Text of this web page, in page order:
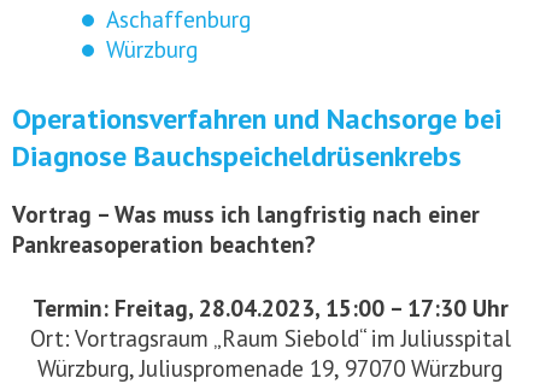
Aschaffenburg
Würzburg
Operationsverfahren und Nachsorge bei
Diagnose Bauchspeicheldrüsenkrebs
Vortrag – Was muss ich langfristig nach einer
Pankreasoperation beachten?
Termin: Freitag, 28.04.2023, 15:00 – 17:30 Uhr
Ort: Vortragsraum „Raum Siebold“ im Juliusspital
Würzburg, Juliuspromenade 19, 97070 Würzburg